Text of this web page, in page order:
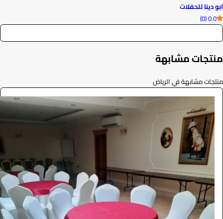
ابو دينا للحفلات
0.0 (0)
منتجات مشابهة
منتجات مشابهة في الرياض
طاولة طعام
الضيافة والمناسبات
165
/ اليوم
الرياض
SA
0.0 (0)